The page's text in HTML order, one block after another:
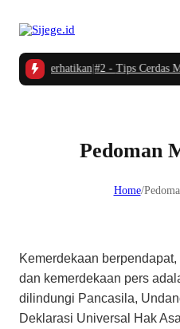
Diperhatikan|#2 -Tips Cerdas
Pedoman
Home/
Kemerdekaan
dan kemerdekaan pers
dilindungi Pancasila,
Deklarasi Universal Hak